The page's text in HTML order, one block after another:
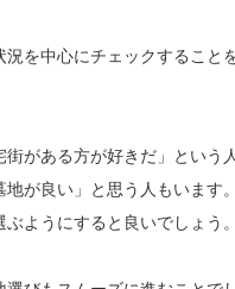
を中心にチェックすること
がある方が好きだ」という
が良い」と思う人もいます
ようにすると良いでしょう